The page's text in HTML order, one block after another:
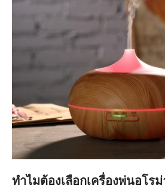
เข้าฟีด
แสดง
Our
eser
Posi
orem
quia
ทำไมต้องเลือกเครื่องพ่นอโรม่